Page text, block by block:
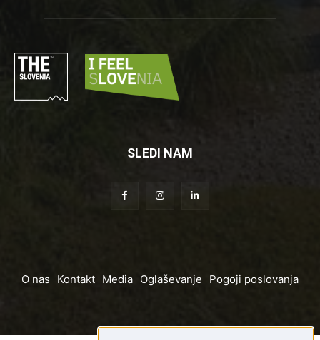
SLEDI NAM
O nas Kontakt Media Oglaševanje Pogoji poslovanja